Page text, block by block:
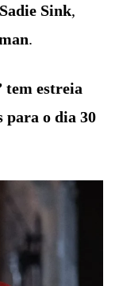
Sadie Sink,
.
tem estreia
para o dia 30